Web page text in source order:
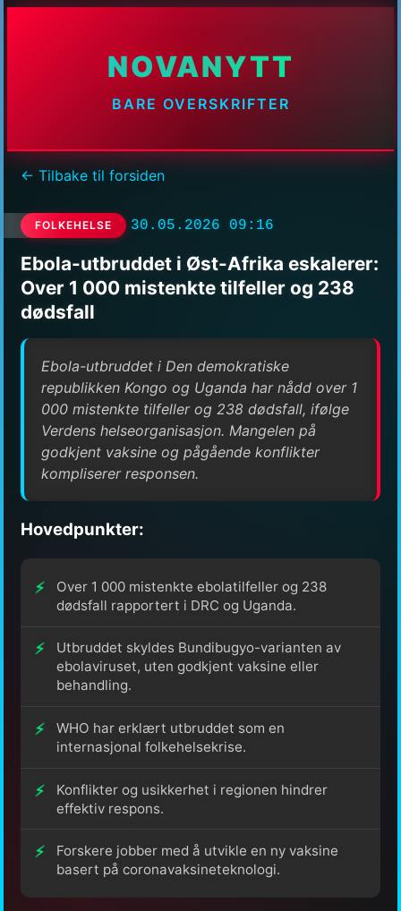
NOVANYTT
BARE OVERSKRIFTER
← Tilbake til forsiden
FOLKEHELSE 30.05.2026 09:16
Ebola-utbruddet i Øst-Afrika eskalerer:
Over 1 000 mistenkte tilfeller og 238
dødsfall
Ebola-utbruddet i Den demokratiske
republikken Kongo og Uganda har nådd over 1
000 mistenkte tilfeller og 238 dødsfall, ifølge
Verdens helseorganisasjon. Mangelen på
godkjent vaksine og pågående konflikter
kompliserer responsen.
Hovedpunkter:
Over 1 000 mistenkte ebolatilfeller og 238
dødsfall rapportert i DRC og Uganda.
Utbruddet skyldes Bundibugyo-varianten av
ebolaviruset, uten godkjent vaksine eller
behandling.
WHO har erklært utbruddet som en
internasjonal folkehelsekrise.
Konflikter og usikkerhet i regionen hindrer
effektiv respons.
Forskere jobber med å utvikle en ny vaksine
basert på coronavaksineteknologi.